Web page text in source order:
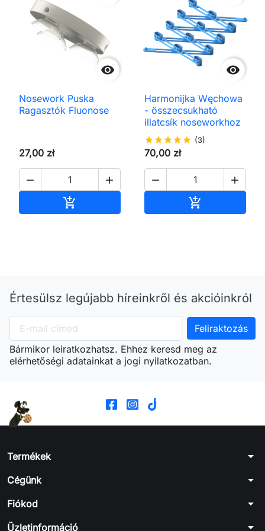

Nosework Puska
Ragasztók Fluonose
27,00 zł
 


Harmonijka Węchowa
- összecsukható
illatcsík noseworkhoz
starstarstarstarstar (3)
70,00 zł
 

Értesülsz legújabb híreinkről és akcióinkról
Bármikor leiratkozhatsz. Ehhez keresd meg az
elérhetőségi adatainkat a jogi nyilatkozatban.
Termékek arrow_drop_down
Cégünk arrow_drop_down
Fiókod arrow_drop_down
Üzletinformáció arrow_drop_down